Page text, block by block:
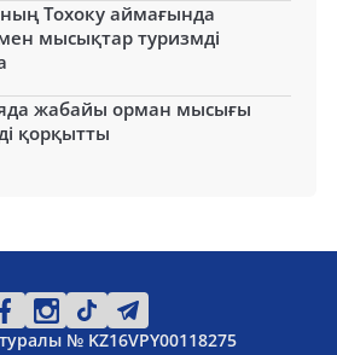
Тохоку аймағында
мысықтар туризмді
жабайы орман мысығы
қорқытты
№ KZ16VPY00118275